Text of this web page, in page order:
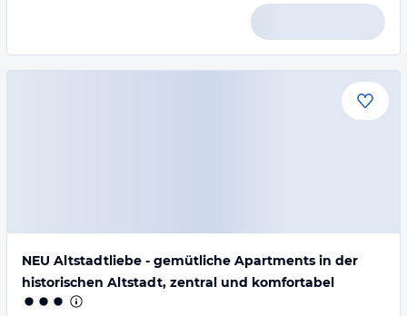
NEU Altstadtliebe - gemütliche Apartments in der
historischen Altstadt, zentral und komfortabel